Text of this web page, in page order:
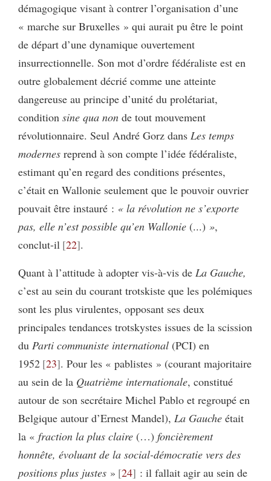
démagogique visant à contrer l’organisation d’une
« marche sur Bruxelles » qui aurait pu être le point
de départ d’une dynamique ouvertement
insurrectionnelle. Son mot d’ordre fédéraliste est en
outre globalement décrié comme une atteinte
dangereuse au principe d’unité du prolétariat,
condition sine qua non de tout mouvement
révolutionnaire. Seul André Gorz dans Les temps
modernes reprend à son compte l’idée fédéraliste,
estimant qu’en regard des conditions présentes,
c’était en Wallonie seulement que le pouvoir ouvrier
pouvait être instauré : « la révolution ne s’exporte
pas, elle n’est possible qu’en Wallonie (...) »,
conclut-il 22 .
Quant à l’attitude à adopter vis-à-vis de La Gauche,
c’est au sein du courant trotskiste que les polémiques
sont les plus virulentes, opposant ses deux
principales tendances trotskystes issues de la scission
du Parti communiste international (PCI) en
1952 23 . Pour les « pablistes » (courant majoritaire
au sein de la Quatrième internationale, constitué
autour de son secrétaire Michel Pablo et regroupé en
Belgique autour d’Ernest Mandel), La Gauche était
la « fraction la plus claire (…) foncièrement
honnête, évoluant de la social-démocratie vers des
positions plus justes » 24 : il fallait agir au sein de